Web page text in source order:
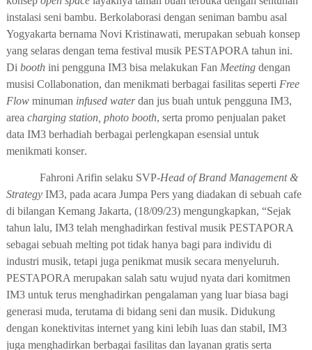
instalasi seni bambu. Berkolaborasi dengan seniman bambu asal
Yogyakarta bernama Novi Kristinawati, merupakan sebuah konsep
yang selaras dengan tema festival musik PESTAPORA tahun ini.
Di boothini pengguna IM3 bisa melakukan Fan Meetingdengan
musisi Collabonation, dan menikmati berbagai fasilitas seperti Free
Flow minuman infused waterdan jus buah untuk pengguna IM3,
area charging station, photo booth, serta promo penjualan paket
data IM3 berhadiah berbagai perlengkapan esensial untuk
menikmati konser.
Fahroni Arifin selaku SVP-Head of Brand Management &
StrategyIM3, pada acara Jumpa Pers yang diadakan di sebuah cafe
di bilangan Kemang Jakarta, (18/09/23) mengungkapkan, “Sejak
tahun lalu, IM3 telah menghadirkan festival musik PESTAPORA
sebagai sebuah melting pot tidak hanya bagi para individu di
industri musik, tetapi juga penikmat musik secara menyeluruh.
PESTAPORA merupakan salah satu wujud nyata dari komitmen
IM3 untuk terus menghadirkan pengalaman yang luar biasa bagi
generasi muda, terutama di bidang seni dan musik. Didukung
dengan konektivitas internet yang kini lebih luas dan stabil, IM3
juga menghadirkan berbagai fasilitas dan layanan gratis serta